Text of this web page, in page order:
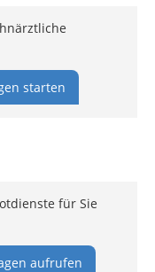
starten
für Sie
aufrufen